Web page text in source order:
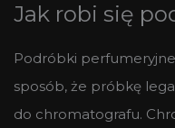
Jak robi się
Podróbki
sposób, że próbkę
do chromatografu.